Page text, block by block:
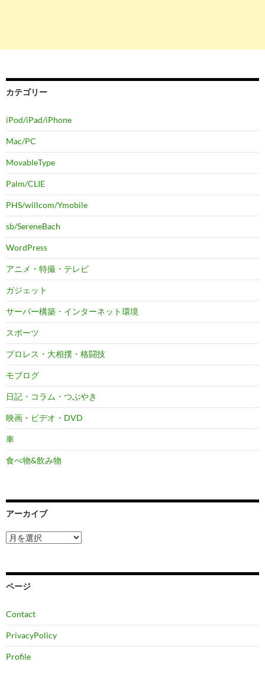
カテゴリー
iPod/iPad/iPhone
Mac/PC
MovableType
Palm/CLIE
PHS/willcom/Ymobile
sb/SereneBach
WordPress
アニメ・特撮・テレビ
ガジェット
サーバー構築・インターネット環境
スポーツ
プロレス・大相撲・格闘技
モブログ
日記・コラム・つぶやき
映画・ビデオ・DVD
車
食べ物&飲み物
アーカイブ
ア
ー
ブ
ページ
Contact
PrivacyPolicy
Profile